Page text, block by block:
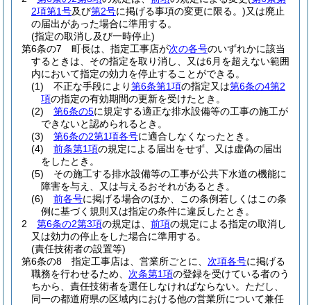
2項第1号及び第2号に掲げる事項の変更に限る。)又は廃止
の届出があった場合に準用する。
(指定の取消し及び一時停止)
第6条の7
町長は、指定工事店が次の各号のいずれかに該当
するときは、その指定を取り消し、又は6月を超えない範囲
内において指定の効力を停止することができる。
(1)
不正な手段により第6条第1項の指定又は第6条の4第2
項の指定の有効期間の更新を受けたとき。
(2)
第6条の5に規定する適正な排水設備等の工事の施工が
できないと認められるとき。
(3)
第6条の2第1項各号に適合しなくなったとき。
(4)
前条第1項の規定による届出をせず、又は虚偽の届出
をしたとき。
(5)
その施工する排水設備等の工事が公共下水道の機能に
障害を与え、又は与えるおそれがあるとき。
(6)
前各号に掲げる場合のほか、この条例若しくはこの条
例に基づく規則又は指定の条件に違反したとき。
2
第6条の2第3項の規定は、 前項の規定による指定の取消し
又は効力の停止をした場合に準用する。
(責任技術者の設置等)
第6条の8
指定工事店は、営業所ごとに、 次項各号に掲げる
職務を行わせるため、 次条第1項の登録を受けている者のう
ちから、責任技術者を選任しなければならない。 ただし、
同一の都道府県の区域内における他の営業所について兼任